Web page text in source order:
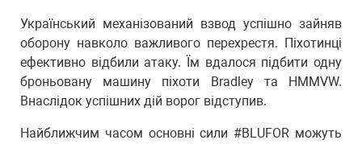
Український механізований взвод успішно зайняв
оборону навколо важливого перехрестя. Піхотинці
ефективно відбили атаку. Їм вдалося підбити одну
броньовану машину піхоти Bradley та HMMVW.
Внаслідок успішних дій ворог відступив.
Найближчим часом основні сили #BLUFOR можуть